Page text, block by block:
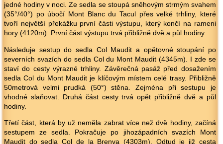
jedné hodiny v noci. Ze sedla se stoupá sněhovým strmým svahem
(35°/40°) po úbočí Mont Blanc du Tacul přes velké trhliny, které
tvoří největší překážku první části výstupu, který končí na rameni
hory (4120m). První část výstupu trvá přibližně dvě a půl hodiny.
Následuje sestup do sedla Col Maudit a opětovné stoupání po
severních svazích do sedla Col du Mont Maudit (4345m). I zde se
staví do cesty výrazné trhliny. Závěrečná pasáž před dosažením
sedla Col du Mont Maudit je klíčovým místem celé trasy. Přibližně
50metrová velmi prudká (50°) stěna. Zejména při sestupu je
vhodné slaňovat. Druhá část cesty trvá opět přibližně dvě a půl
hodiny.
Třetí část, která by už neměla zabrat více než dvě hodiny, začíná
sestupem ze sedla. Pokračuje po jihozápadních svazích Mont
Maudit do sedla Col de la Brenva (4303m). Odtud je již cesta